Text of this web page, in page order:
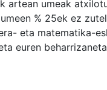
artean umeak
% 25ek ez
eta matematika-
euren